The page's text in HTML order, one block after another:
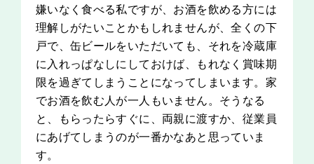
嫌いなく食べる私ですが、お酒を飲める方には
理解しがたいことかもしれませんが、全くの下
戸で、缶ビールをいただいても、それを冷蔵庫
に入れっぱなしにしておけば、もれなく賞味期
限を過ぎてしまうことになってしまいます。家
でお酒を飲む人が一人もいません。そうなる
と、もらったらすぐに、両親に渡すか、従業員
にあげてしまうのが一番かなあと思っていま
す。